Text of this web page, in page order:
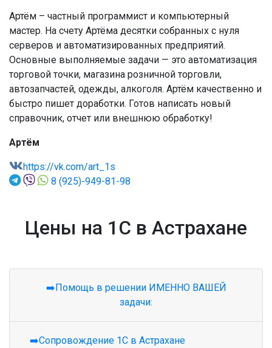
Артём – частный программист и компьютерный
мастер. На счету Артёма десятки собранных с нуля
серверов и автоматизированных предприятий.
Основные выполняемые задачи — это автоматизация
торговой точки, магазина розничной торговли,
автозапчастей, одежды, алкоголя. Артём качественно и
быстро пишет доработки. Готов написать новый
справочник, отчет или внешнюю обработку!
Артём
https://vk.com/art_1s
8 (925)-949-81-98
Цены на 1С в Астрахане
➡️Помощь в решении ИМЕННО ВАШЕЙ
задачи:
➡️Сопровождение 1С в Астрахане